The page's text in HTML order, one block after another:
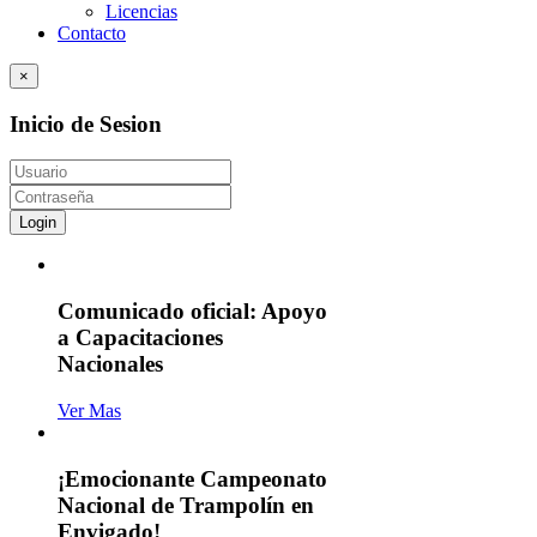
Licencias
Contacto
×
Inicio de Sesion
Login
Comunicado oficial: Apoyo
a Capacitaciones
Nacionales
Ver Mas
¡Emocionante Campeonato
Nacional de Trampolín en
Envigado!